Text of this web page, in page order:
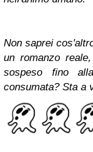
Non saprei
un romanzo
sospeso fino
consumata? Sta a